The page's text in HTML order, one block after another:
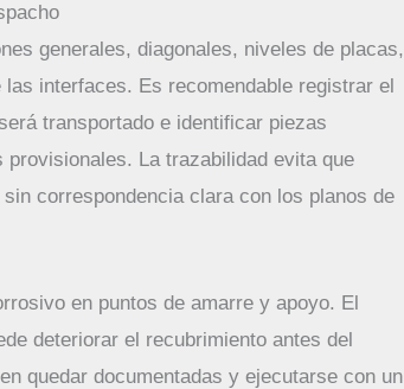
generales, diagonales, niveles de placas,
interfaces. Es recomendable registrar el
transportado e identificar piezas
La trazabilidad evita que
correspondencia clara con los planos de
en puntos de amarre y apoyo. El
deteriorar el recubrimiento antes del
quedar documentadas y ejecutarse con un